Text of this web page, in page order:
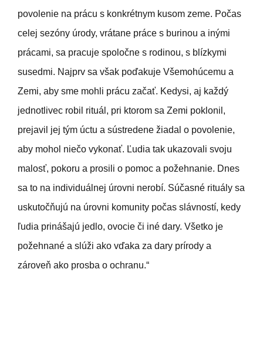
povolenie na prácu s konkrétnym kusom zeme. Počas
celej sezóny úrody, vrátane práce s burinou a inými
prácami, sa pracuje spoločne s rodinou, s blízkymi
susedmi. Najprv sa však poďakuje Všemohúcemu a
Zemi, aby sme mohli prácu začať. Kedysi, aj každý
jednotlivec robil rituál, pri ktorom sa Zemi poklonil,
prejavil jej tým úctu a sústredene žiadal o povolenie,
aby mohol niečo vykonať. Ľudia tak ukazovali svoju
malosť, pokoru a prosili o pomoc a požehnanie. Dnes
sa to na individuálnej úrovni nerobí. Súčasné rituály sa
uskutočňujú na úrovni komunity počas slávností, kedy
ľudia prinášajú jedlo, ovocie či iné dary. Všetko je
požehnané a slúži ako vďaka za dary prírody a
zároveň ako prosba o ochranu.“